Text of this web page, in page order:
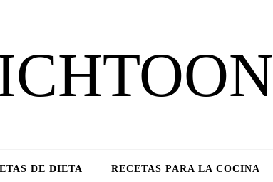
DE DIETA RECETAS PARA LA COCINA